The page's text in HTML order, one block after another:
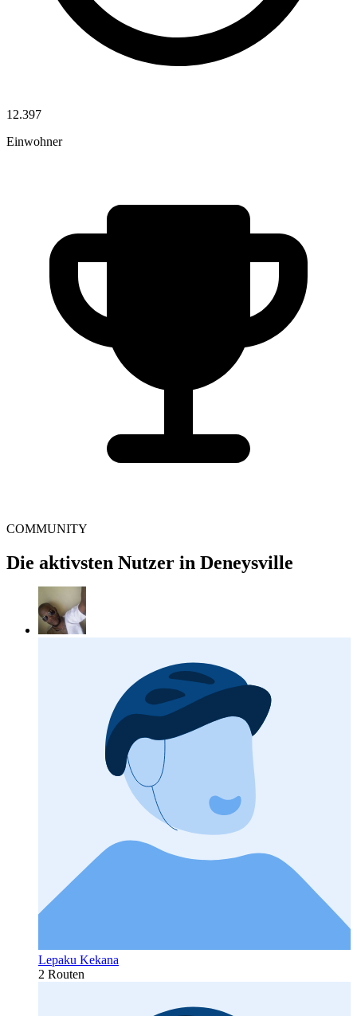
12.397
Einwohner
COMMUNITY
Die aktivsten Nutzer in Deneysville
Lepaku Kekana
2 Routen